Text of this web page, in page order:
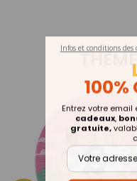
Entrez votre
gratuite,